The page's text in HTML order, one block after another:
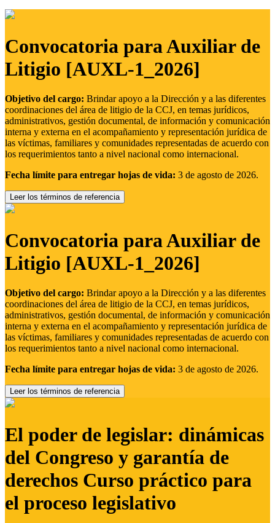
Convocatoria para Auxiliar de
Litigio [AUXL-1_2026]
Objetivo del cargo: Brindar apoyo a la Dirección y a las diferentes
coordinaciones del área de litigio de la CCJ, en temas jurídicos,
administrativos, gestión documental, de información y comunicación
interna y externa en el acompañamiento y representación jurídica de
las víctimas, familiares y comunidades representadas de acuerdo con
los requerimientos tanto a nivel nacional como internacional.
Fecha límite para entregar hojas de vida: 3 de agosto de 2026.
Leer los términos de referencia
Convocatoria para Auxiliar de
Litigio [AUXL-1_2026]
Objetivo del cargo: Brindar apoyo a la Dirección y a las diferentes
coordinaciones del área de litigio de la CCJ, en temas jurídicos,
administrativos, gestión documental, de información y comunicación
interna y externa en el acompañamiento y representación jurídica de
las víctimas, familiares y comunidades representadas de acuerdo con
los requerimientos tanto a nivel nacional como internacional.
Fecha límite para entregar hojas de vida: 3 de agosto de 2026.
Leer los términos de referencia
El poder de legislar: dinámicas
del Congreso y garantía de
derechos Curso práctico para
el proceso legislativo